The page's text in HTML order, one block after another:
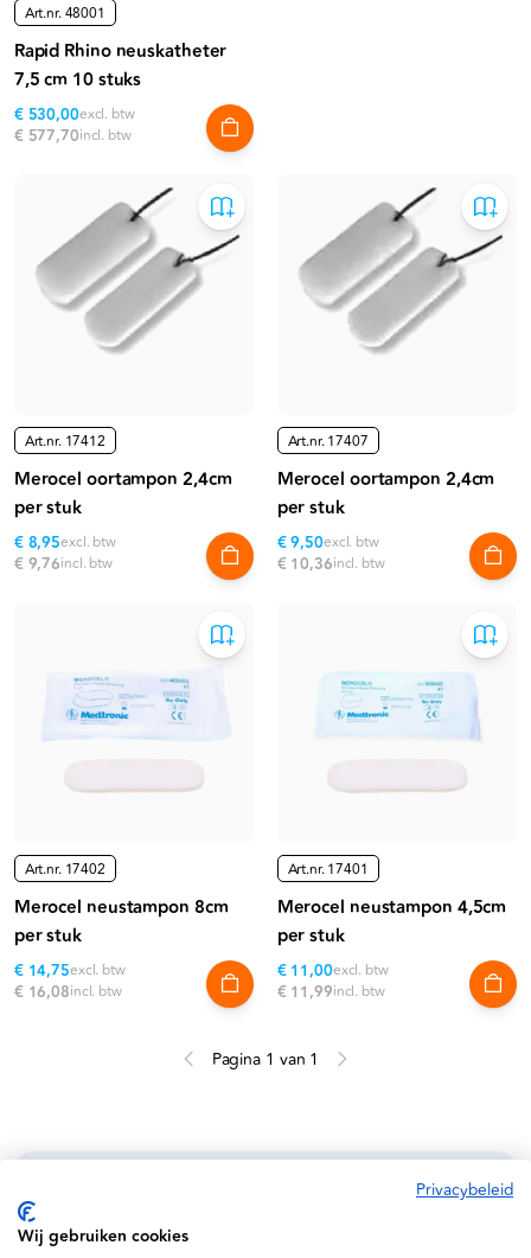
Art.nr.48001
Rapid Rhino neuskatheter
7,5 cm 10 stuks
€ 530,00excl. btw
€ 577,70incl. btw
Art.nr. 17412
Merocel oortampon 2,4cm
per stuk
€ 8,95excl. btw
€ 9,76incl. btw
Art.nr.17407
Merocel oortampon 2,4cm
per stuk
€ 9,50excl. btw
€ 10,36incl. btw
Art.nr. 17402
Merocel neustampon 8cm
per stuk
€ 14,75excl. btw
€ 16,08incl. btw
Art.nr.17401
Merocel neustampon 4,5cm
per stuk
€ 11,00excl. btw
€ 11,99incl. btw
Pagina 1 van 1
Privacybeleid
Wij gebruiken cookies